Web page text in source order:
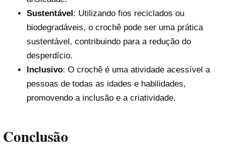
Sustentável: Utilizando fios reciclados ou
biodegradáveis, o crochê pode ser uma prática
sustentável, contribuindo para a redução do
desperdício.
Inclusivo: O crochê é uma atividade acessível a
pessoas de todas as idades e habilidades,
promovendo a inclusão e a criatividade.
Conclusão